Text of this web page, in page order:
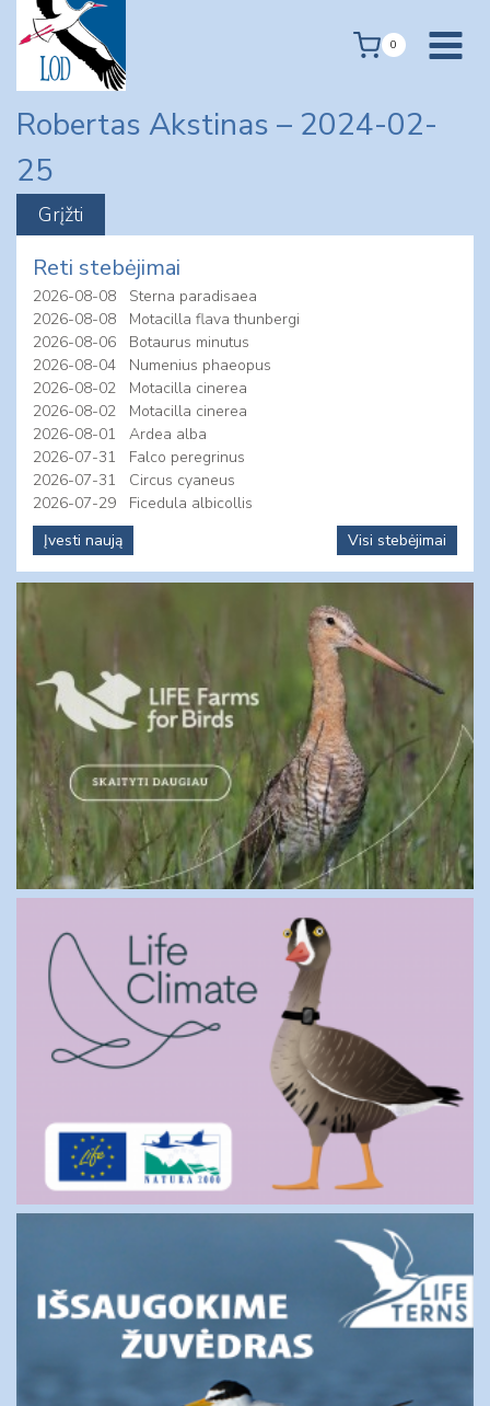
content
0
Robertas Akstinas – 2024-02-
25
Reti stebėjimai
2026-08-08
Sterna paradisaea
2026-08-08
Motacilla flava thunbergi
2026-08-06
Botaurus minutus
2026-08-04
Numenius phaeopus
2026-08-02
Motacilla cinerea
2026-08-02
Motacilla cinerea
2026-08-01
Ardea alba
2026-07-31
Falco peregrinus
2026-07-31
Circus cyaneus
2026-07-29
Ficedula albicollis
Įvesti naują
Visi stebėjimai